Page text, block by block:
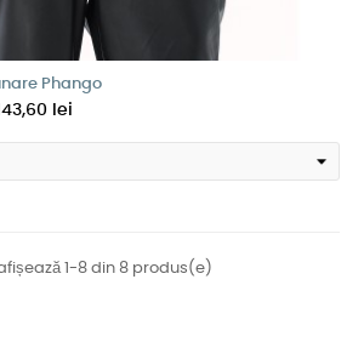
Phango
143,60 lei
1-8 din 8 produs(e)